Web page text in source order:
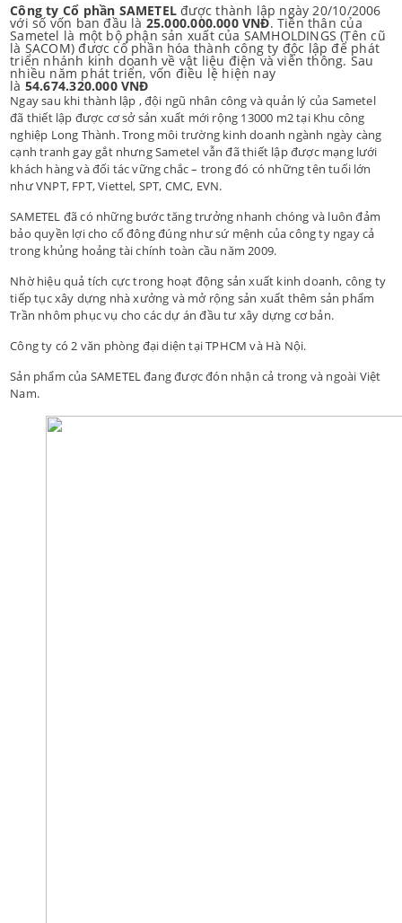
Công ty Cổ phần SAMETELđược thành lập ngày 20/10/2006
với số vốn ban đầu là 25.000.000.000 VNĐ. Tiền thân của
Sametel là một bộ phận sản xuất của SAMHOLDINGS (Tên cũ
là SACOM) được cổ phần hóa thành công ty độc lập để phát
triển nhánh kinh doanh về vật liệu điện và viễn thông. Sau
nhiều năm phát triển, vốn điều lệ hiện nay
là 54.674.320.000 VNĐ
Ngay sau khi thành lập , đội ngũ nhân công và quản lý của Sametel
đã thiết lập được cơ sở sản xuất mới rộng 13000 m2 tại Khu công
nghiệp Long Thành. Trong môi trường kinh doanh ngành ngày càng
cạnh tranh gay gắt nhưng Sametel vẫn đã thiết lập được mạng lưới
khách hàng và đối tác vững chắc – trong đó có những tên tuối lớn
như VNPT, FPT, Viettel, SPT, CMC, EVN.
SAMETEL đã có những bước tăng trưởng nhanh chóng và luôn đảm
bảo quyền lợi cho cổ đông đúng như sứ mệnh của công ty ngay cả
trong khủng hoảng tài chính toàn cầu năm 2009.
Nhờ hiệu quả tích cực trong hoạt động sản xuất kinh doanh, công ty
tiếp tục xây dựng nhà xưởng và mở rộng sản xuất thêm sản phẩm
Trần nhôm phục vụ cho các dự án đầu tư xây dựng cơ bản.
Công ty có 2 văn phòng đại diện tại TPHCM và Hà Nội.
Sản phẩm của SAMETEL đang được đón nhận cả trong và ngoài Việt
Nam.